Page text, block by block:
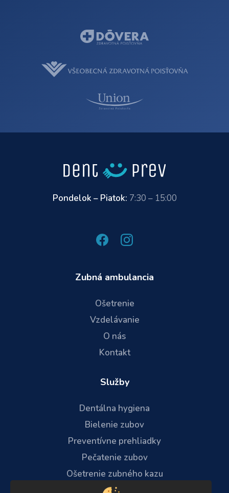
Pondelok – Piatok: 7:30 – 15:00
Zubná ambulancia
Ošetrenie
Vzdelávanie
O nás
Kontakt
Služby
Dentálna hygiena
Bielenie zubov
Preventívne prehliadky
Pečatenie zubov
Ošetrenie zubného kazu
Ošetrenie zubného kazu „bez vŕtania“